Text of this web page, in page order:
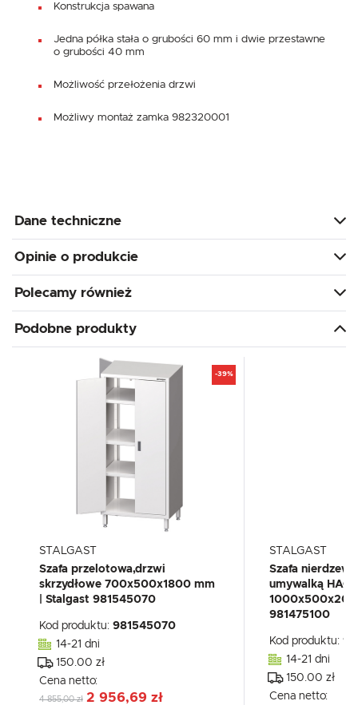
Konstrukcja spawana
Jedna półka stała o grubości 60 mm i dwie przestawne
o grubości 40 mm
Możliwość przełożenia drzwi
Możliwy montaż zamka 982320001
Dane techniczne
Opinie o produkcie
Polecamy również
Podobne produkty
-39%
STALGAST
Szafa przelotowa,drzwi
skrzydłowe 700x500x1800 mm
| Stalgast 981545070
Kod produktu: 981545070
14-21 dni
150.00 zł
Cena netto:
4 855,00 zł 2 956,69 zł
STALGAST
Szafa
umywalką
981475100
Kod produktu:
14-21 dni
150.00 zł
Cena netto: